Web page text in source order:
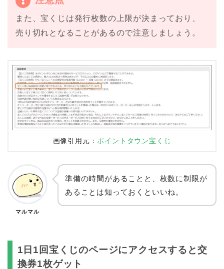
また、宝くじは発行枚数の上限が決まっており、
売り切れとなることがあるので注意しましょう。
画像引用元： ポイントタウン宝くじ
マルマル
準備の時間があることと、枚数に制限が
あることは知っておくといいね。
1日1回宝くじのページにアクセスすると交
換券1枚ゲット